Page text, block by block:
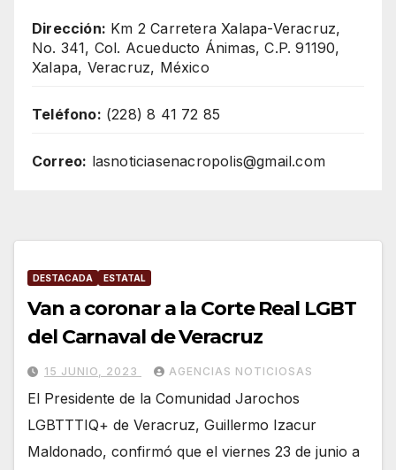
Dirección: Km 2 Carretera Xalapa-Veracruz,
No. 341, Col. Acueducto Ánimas, C.P. 91190,
Xalapa, Veracruz, México
Teléfono: (228) 8 41 72 85
Correo: lasnoticiasenacropolis@gmail.com
DESTACADA ESTATAL
Van a coronar a la Corte Real LGBT
del Carnaval de Veracruz
15 JUNIO, 2023 AGENCIAS NOTICIOSAS
El Presidente de la Comunidad Jarochos
LGBTTTIQ+ de Veracruz, Guillermo Izacur
Maldonado, confirmó que el viernes 23 de junio a